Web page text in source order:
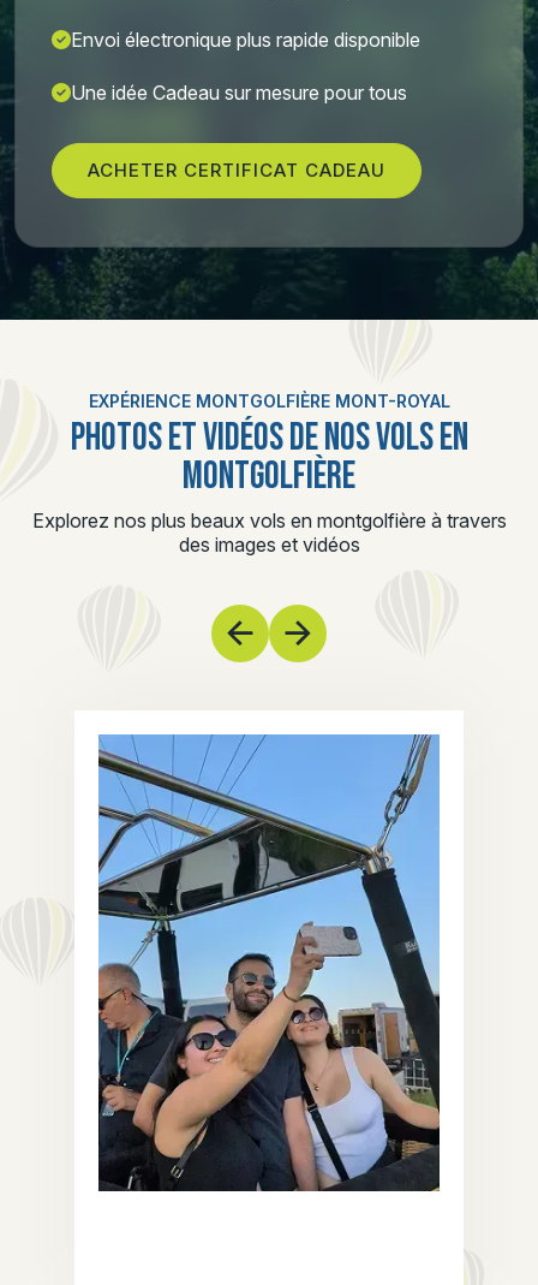
Envoi électronique plus rapide disponible
Une idée Cadeau sur mesure pour tous
ACHETER CERTIFICAT CADEAU
EXPÉRIENCE MONTGOLFIÈRE MONT-ROYAL
PHOTOS ET VIDÉOS DE NOS VOLS EN
MONTGOLFIÈRE
Explorez nos plus beaux vols en montgolfière à travers
des images et vidéos